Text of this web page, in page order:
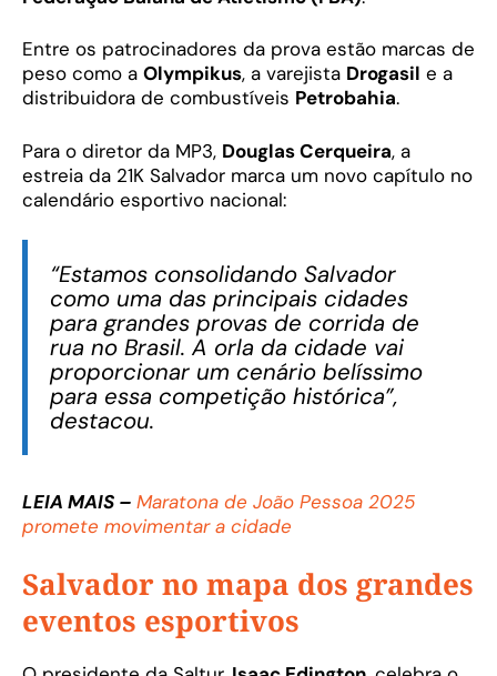
Entre os patrocinadores da prova estão marcas de
peso como a Olympikus, a varejista Drogasil e a
distribuidora de combustíveis Petrobahia.
Para o diretor da MP3, Douglas Cerqueira, a
estreia da 21K Salvador marca um novo capítulo no
calendário esportivo nacional:
“Estamos consolidando Salvador
como uma das principais cidades
para grandes provas de corrida de
rua no Brasil. A orla da cidade vai
proporcionar um cenário belíssimo
para essa competição histórica”,
destacou.
LEIA MAIS – Maratona de João Pessoa 2025
promete movimentar a cidade
Salvador no mapa dos grandes
eventos esportivos